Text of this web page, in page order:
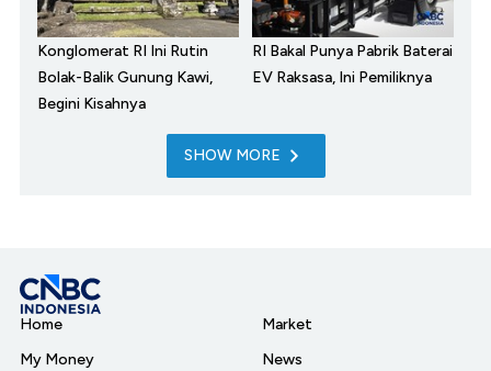
Konglomerat RI Ini Rutin
Bolak-Balik Gunung Kawi,
Begini Kisahnya
RI Bakal Punya Pabrik Baterai
EV Raksasa, Ini Pemiliknya
SHOW MORE
Home
My Money
Market
News